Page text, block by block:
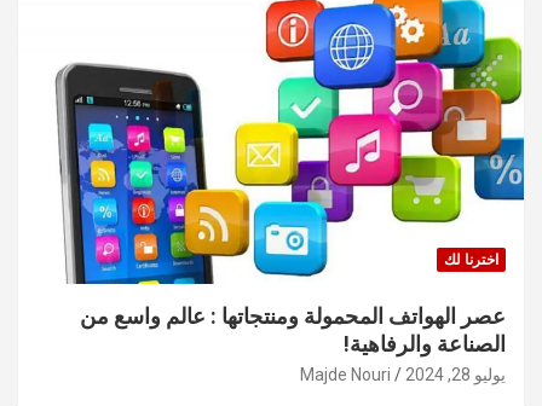
اخترنا لك
عصر الهواتف المحمولة ومنتجاتها : عالم واسع من
الصناعة والرفاهية!
يوليو 28, 2024 Majde Nouri